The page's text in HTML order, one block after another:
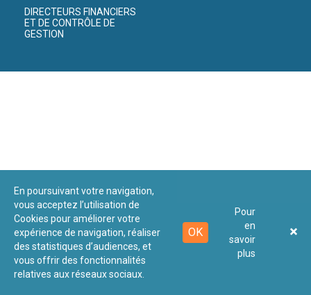
DIRECTEURS FINANCIERS
ET DE CONTRÔLE DE
GESTION
En poursuivant votre navigation,
vous acceptez l’utilisation de
Cookies pour améliorer votre
expérience de navigation, réaliser
des statistiques d’audiences, et
vous offrir des fonctionnalités
relatives aux réseaux sociaux.
OK
Pour
en
savoir
plus